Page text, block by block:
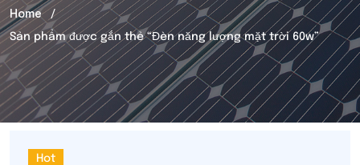
Home
Sản phẩm được gắn thẻ “Đèn năng lượng mặt trời 60w”
Hot